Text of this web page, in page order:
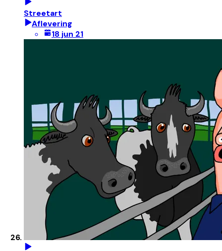
Streetart
Aflevering
18 jun 21